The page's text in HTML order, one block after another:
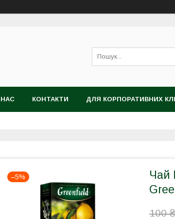
КОНТАКТИ ДЛЯ КОРПОРАТИВНИХ
–5%
Чай
100 ₴